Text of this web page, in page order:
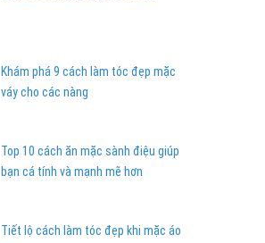
Khám phá 9 cách làm tóc đẹp mặc
váy cho các nàng
Top 10 cách ăn mặc sành điệu giúp
bạn cá tính và mạnh mẽ hơn
Tiết lộ cách làm tóc đẹp khi mặc áo